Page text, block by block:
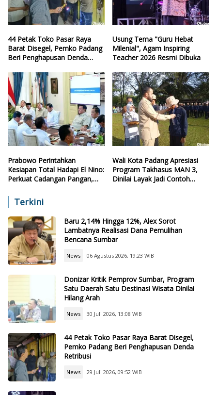
44 Petak Toko Pasar Raya
Barat Disegel, Pemko Padang
Beri Penghapusan Denda
Usung Tema "Guru Hebat
Milenial", Agam Inspiring
Teacher 2026 Resmi Dibuka
Prabowo Perintahkan
Kesiapan Total Hadapi El Nino:
Perkuat Cadangan Pangan,
Wali Kota Padang Apresiasi
Program Takhasus MAN 3,
Dinilai Layak Jadi Contoh
Terkini
Baru 2,14% Hingga 12%, Alex Sorot
Lambatnya Realisasi Dana Pemulihan
Bencana Sumbar
News 06 Agustus 2026, 19:23 WIB
Donizar Kritik Pemprov Sumbar, Program
Satu Daerah Satu Destinasi Wisata Dinilai
Hilang Arah
News 30 Juli 2026, 13:08 WIB
44 Petak Toko Pasar Raya Barat Disegel,
Pemko Padang Beri Penghapusan Denda
Retribusi
News 29 Juli 2026, 09:52 WIB